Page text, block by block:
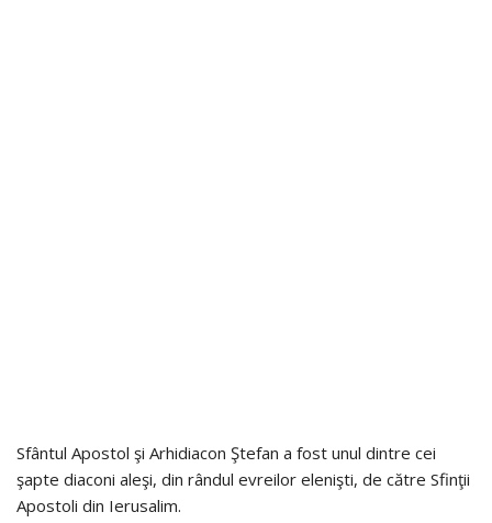
Sfântul Apostol şi Arhidiacon Ştefan a fost unul dintre cei
şapte diaconi aleşi, din rândul evreilor elenişti, de către Sfinţii
Apostoli din Ierusalim.